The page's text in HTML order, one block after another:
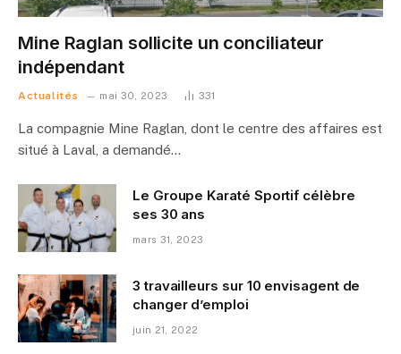
Mine Raglan sollicite un conciliateur
indépendant
Actualités mai 30, 2023 331
La compagnie Mine Raglan, dont le centre des affaires est
situé à Laval, a demandé…
Le Groupe Karaté Sportif célèbre
ses 30 ans
mars 31, 2023
3 travailleurs sur 10 envisagent de
changer d’emploi
juin 21, 2022